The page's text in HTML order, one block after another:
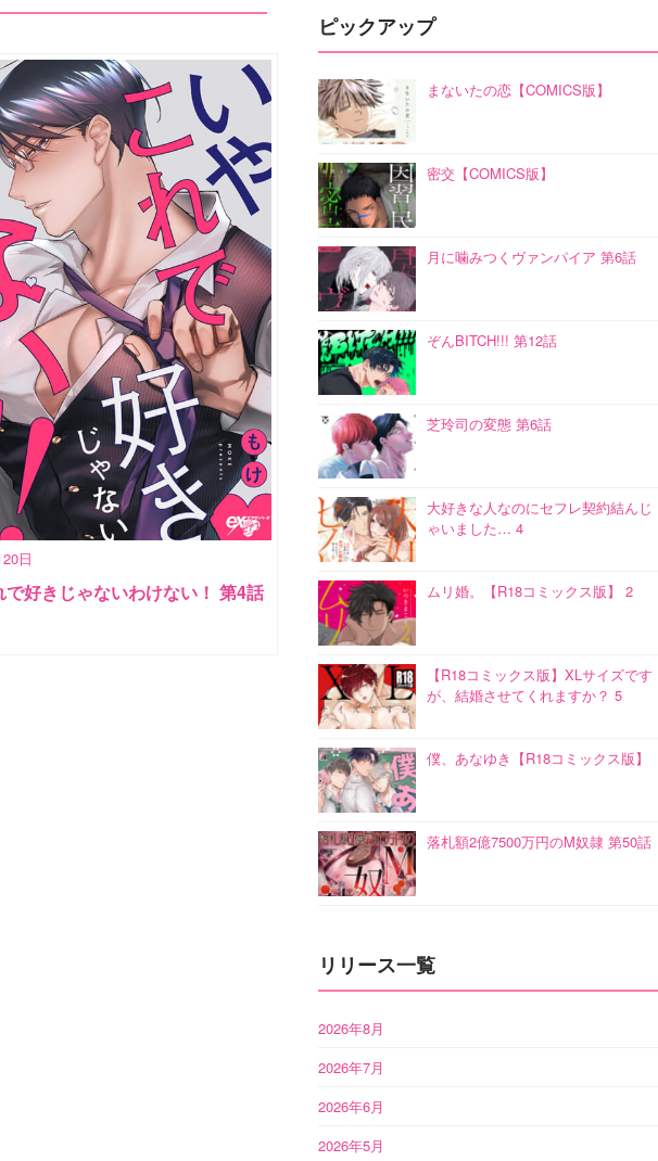
日
で好きじゃないわけない！ 第4話
ピックアップ
まないたの恋【COMICS版】
密交【COMICS版】
月に噛みつくヴァンパイア 第6話
ぞんBITCH!!! 第12話
芝玲司の変態 第6話
大好きな人なのにセフレ契約結んじ
ゃいました… 4
ムリ婚。【R18コミックス版】 2
【R18コミックス版】XLサイズです
が、結婚させてくれますか？ 5
僕、あなゆき【R18コミックス版】
落札額2億7500万円のM奴隷 第50話
リリース一覧
2026年8月
2026年7月
2026年6月
2026年5月